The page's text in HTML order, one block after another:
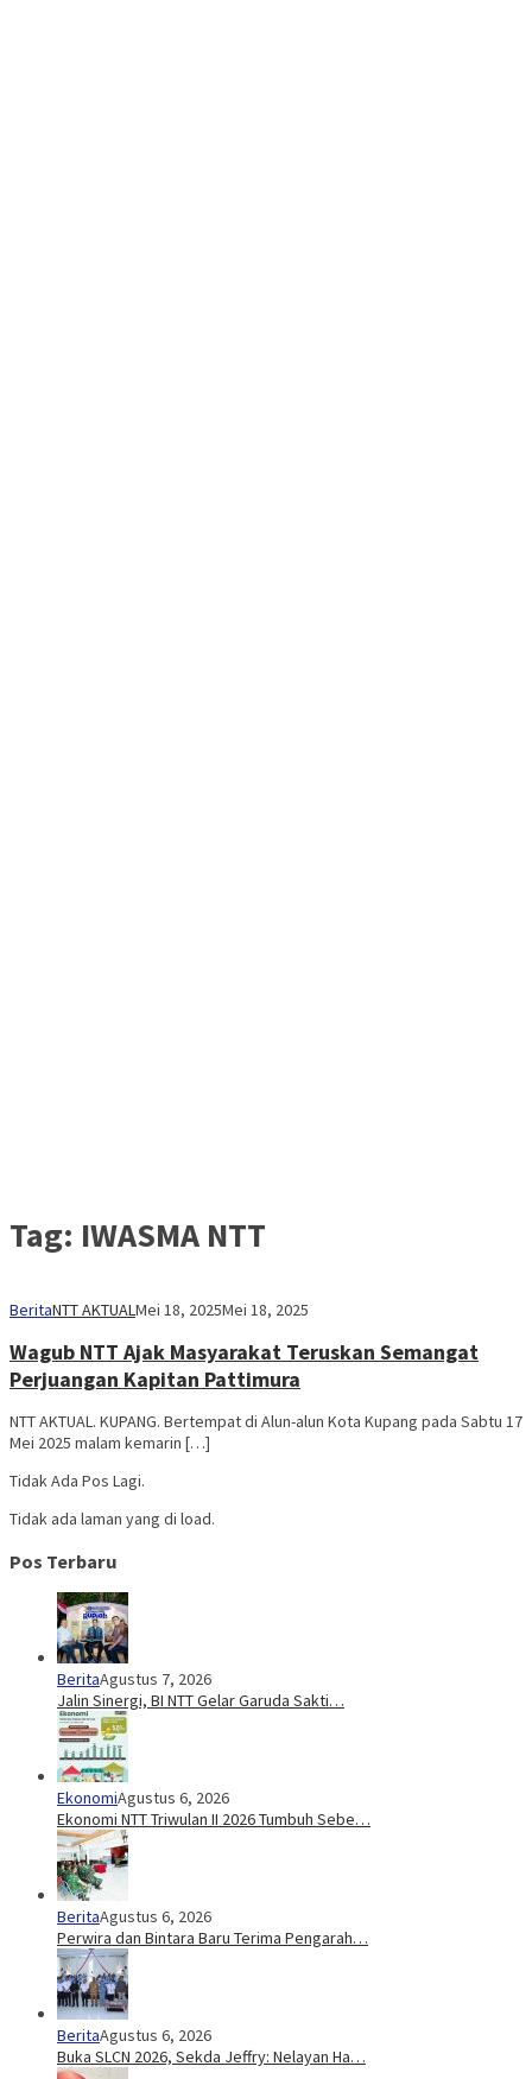
Tag: IWASMA NTT
BeritaNTT AKTUALMei 18, 2025Mei 18, 2025
Wagub NTT Ajak Masyarakat Teruskan Semangat
Perjuangan Kapitan Pattimura
NTT AKTUAL. KUPANG. Bertempat di Alun-alun Kota Kupang pada Sabtu 17
Mei 2025 malam kemarin […]
Tidak Ada Pos Lagi.
Tidak ada laman yang di load.
Pos Terbaru
BeritaAgustus 7, 2026
Jalin Sinergi, BI NTT Gelar Garuda Sakti…
EkonomiAgustus 6, 2026
Ekonomi NTT Triwulan II 2026 Tumbuh Sebe…
BeritaAgustus 6, 2026
Perwira dan Bintara Baru Terima Pengarah…
BeritaAgustus 6, 2026
Buka SLCN 2026, Sekda Jeffry: Nelayan Ha…